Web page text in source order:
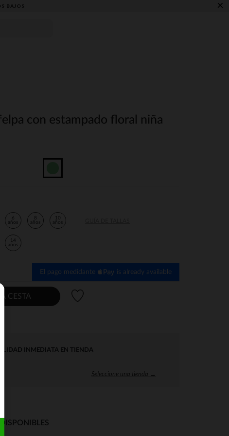
BAJOS ×
con estampado floral niña
6
años
8
años
10
años
14
años
El pago medidante is already available
CESTA
INMEDIATA EN TIENDA
Seleccione una tienda →